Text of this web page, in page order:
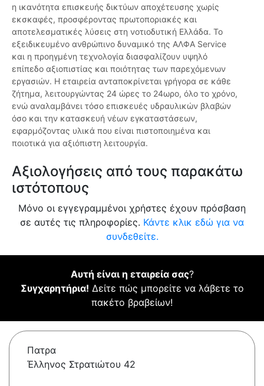
η ικανότητα επισκευής δικτύων αποχέτευσης χωρίς
εκσκαφές, προσφέροντας πρωτοποριακές και
αποτελεσματικές λύσεις στη νοτιοδυτική Ελλάδα. Το
εξειδικευμένο ανθρώπινο δυναμικό της ΑΛΦΑ Service
και η προηγμένη τεχνολογία διασφαλίζουν υψηλό
επίπεδο αξιοπιστίας και ποιότητας των παρεχόμενων
εργασιών. Η εταιρεία ανταποκρίνεται γρήγορα σε κάθε
ζήτημα, λειτουργώντας 24 ώρες το 24ωρο, όλο το χρόνο,
ενώ αναλαμβάνει τόσο επισκευές υδραυλικών βλαβών
όσο και την κατασκευή νέων εγκαταστάσεων,
εφαρμόζοντας υλικά που είναι πιστοποιημένα και
ποιοτικά για αξιόπιστη λειτουργία.
Αξιολογήσεις από τους παρακάτω
ιστότοπους
Μόνο οι εγγεγραμμένοι χρήστες έχουν πρόσβαση
σε αυτές τις πληροφορίες. Κάντε κλικ εδώ για να
συνδεθείτε.
Αυτή είναι η εταιρεία σας?
Συγχαρητήρια! Δείτε πώς μπορείτε να λάβετε το
πακέτο βραβείων!
Πατρα
Έλληνος Στρατιώτου 42